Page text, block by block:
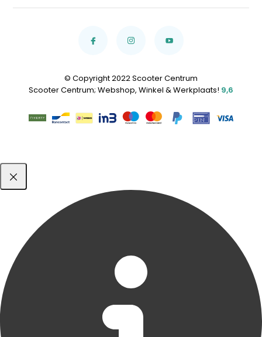
© Copyright 2022 Scooter Centrum
Scooter Centrum; Webshop, Winkel & Werkplaats! 9,6